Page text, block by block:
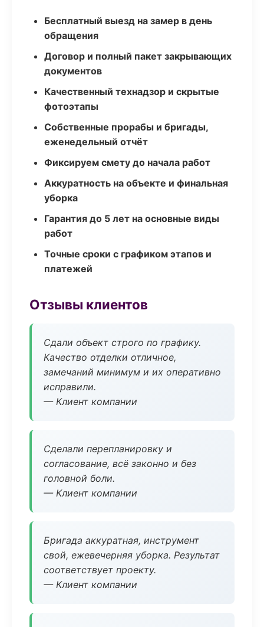
Бесплатный выезд на замер в день
обращения
Договор и полный пакет закрывающих
документов
Качественный технадзор и скрытые
фотоэтапы
Собственные прорабы и бригады,
еженедельный отчёт
Фиксируем смету до начала работ
Аккуратность на объекте и финальная
уборка
Гарантия до 5 лет на основные виды
работ
Точные сроки с графиком этапов и
платежей
Отзывы клиентов
Сдали объект строго по графику.
Качество отделки отличное,
замечаний минимум и их оперативно
исправили.
— Клиент компании
Сделали перепланировку и
согласование, всё законно и без
головной боли.
— Клиент компании
Бригада аккуратная, инструмент
свой, ежевечерняя уборка. Результат
соответствует проекту.
— Клиент компании